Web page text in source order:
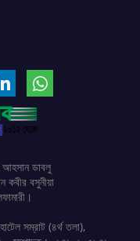
আহসান ডাবলু
বসুনীয়া
সম্রাট (৪র্থ তলা),